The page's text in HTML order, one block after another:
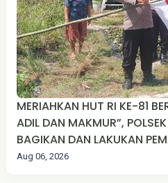
MERIAHKAN HUT RI KE-81
ADIL DAN MAKMUR”,
BAGIKAN DAN LAKUKAN
MERAH PUTIH
Aug 06, 2026